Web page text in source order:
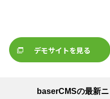
デモサイトを見る
baserCMSの最新